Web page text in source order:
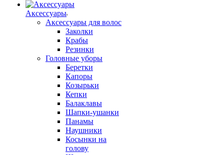
Аксессуары
Аксессуары для волос
Заколки
Крабы
Резинки
Головные уборы
Беретки
Капоры
Козырьки
Кепки
Балаклавы
Шапки-ушанки
Панамы
Наушники
Косынки на
голову